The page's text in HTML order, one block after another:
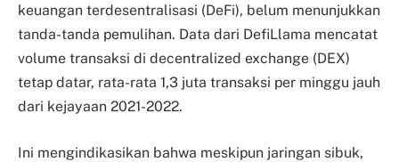
keuangan terdesentralisasi (DeFi), belum menunjukkan
tanda-tanda pemulihan. Data dari DefiLlama mencatat
volume transaksi di decentralized exchange (DEX)
tetap datar, rata-rata 1,3 juta transaksi per minggu jauh
dari kejayaan 2021-2022.
Ini mengindikasikan bahwa meskipun jaringan sibuk,